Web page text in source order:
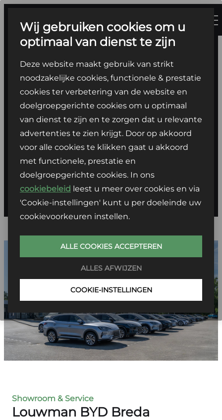
naar
inhoud
Louwman BYD
Breda
Louwman BYD Breda biedt een uitgebreide
selectie van BYD’s en een team van deskundige
medewerkers die klaarstaan om jou te helpen.
Showroom & Service
Louwman BYD Breda
Wij gebruiken cookies om u
optimaal van dienst te zijn
Deze website maakt gebruik van strikt
noodzakelijke cookies, functionele & prestatie
cookies ter verbetering van de website en
doelgroepgerichte cookies om u optimaal
van dienst te zijn en te zorgen dat u relevante
advertenties te zien krijgt. Door op akkoord
voor alle cookies te klikken gaat u akkoord
met functionele, prestatie en
doelgroepgerichte cookies. In ons
cookiebeleid leest u meer over cookies en via
'Cookie-instellingen' kunt u per doeleinde uw
cookievoorkeuren instellen.
ALLES AFWIJZEN
ALLE COOKIES ACCEPTEREN
COOKIE-INSTELLINGEN